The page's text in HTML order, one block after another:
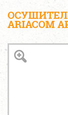
ARIACOM